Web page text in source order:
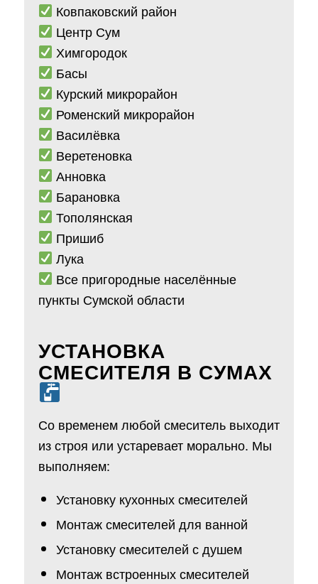
Ковпаковский район
Центр Сум
Химгородок
Басы
Курский микрорайон
Роменский микрорайон
Василёвка
Веретеновка
Анновка
Барановка
Тополянская
Пришиб
Лука
Все пригородные населённые
пункты Сумской области
УСТАНОВКА
СМЕСИТЕЛЯ В СУМАХ
Со временем любой смеситель выходит
из строя или устаревает морально. Мы
выполняем:
Установку кухонных смесителей
Монтаж смесителей для ванной
Установку смесителей с душем
Монтаж встроенных смесителей